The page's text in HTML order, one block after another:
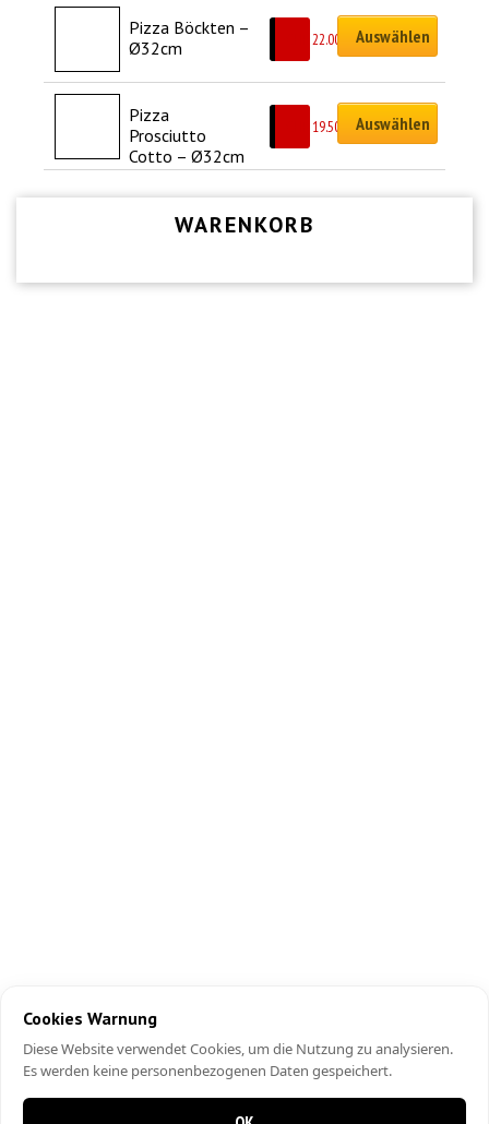
Pizza Böckten –
Ø32cm
22.00 Auswählen
Pizza
Prosciutto
Cotto – Ø32cm
19.50 Auswählen
WARENKORB
Cookies Warnung
Diese Website verwendet Cookies, um die Nutzung zu analysieren.
Es werden keine personenbezogenen Daten gespeichert.